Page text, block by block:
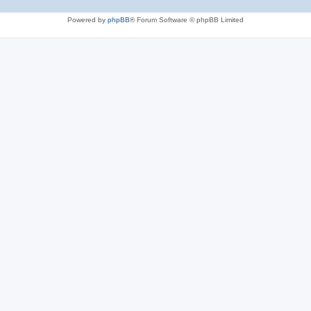
Powered by phpBB® Forum Software © phpBB Limited